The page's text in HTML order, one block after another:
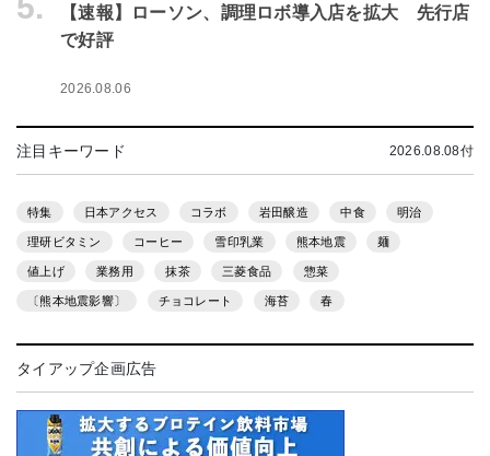
5.
【速報】ローソン、調理ロボ導入店を拡大 先行店
で好評
2026.08.06
注目キーワード 2026.08.08付
特集 日本アクセス コラボ 岩田醸造 中食 明治
理研ビタミン コーヒー 雪印乳業 熊本地震 麺
値上げ 業務用 抹茶 三菱食品 惣菜
〔熊本地震影響〕 チョコレート 海苔 春
タイアップ企画広告